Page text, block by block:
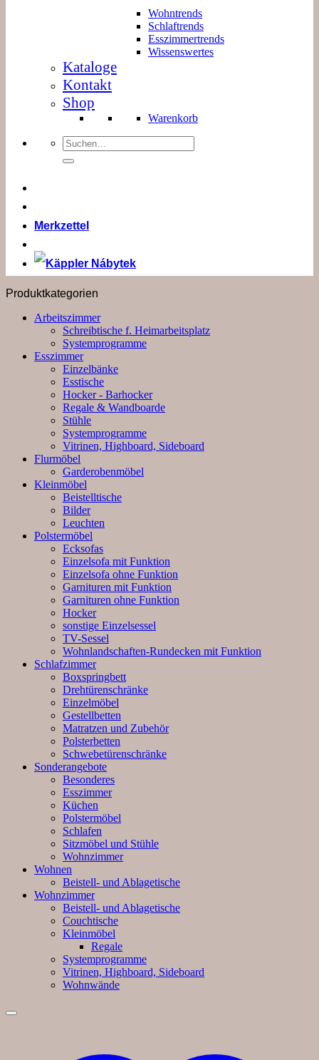
Wohntrends
Schlaftrends
Esszimmertrends
Wissenswertes
Kataloge
Kontakt
Shop
Warenkorb
Suchen
nach:
Merkzettel
Produktkategorien
Arbeitszimmer
Schreibtische f. Heimarbeitsplatz
Systemprogramme
Esszimmer
Einzelbänke
Esstische
Hocker - Barhocker
Regale & Wandboarde
Stühle
Systemprogramme
Vitrinen, Highboard, Sideboard
Flurmöbel
Garderobenmöbel
Kleinmöbel
Beistelltische
Bilder
Leuchten
Polstermöbel
Ecksofas
Einzelsofa mit Funktion
Einzelsofa ohne Funktion
Garnituren mit Funktion
Garnituren ohne Funktion
Hocker
sonstige Einzelsessel
TV-Sessel
Wohnlandschaften-Rundecken mit Funktion
Schlafzimmer
Boxspringbett
Drehtürenschränke
Einzelmöbel
Gestellbetten
Matratzen und Zubehör
Polsterbetten
Schwebetürenschränke
Sonderangebote
Besonderes
Esszimmer
Küchen
Polstermöbel
Schlafen
Sitzmöbel und Stühle
Wohnzimmer
Wohnen
Beistell- und Ablagetische
Wohnzimmer
Beistell- und Ablagetische
Couchtische
Kleinmöbel
Regale
Systemprogramme
Vitrinen, Highboard, Sideboard
Wohnwände